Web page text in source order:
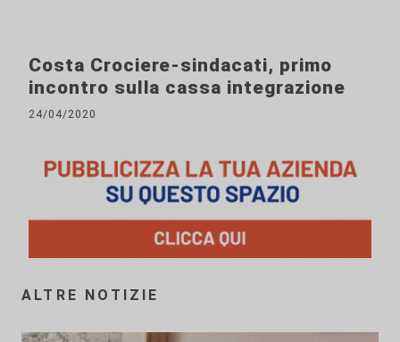
Costa Crociere-sindacati, primo
incontro sulla cassa integrazione
24/04/2020
ALTRE NOTIZIE